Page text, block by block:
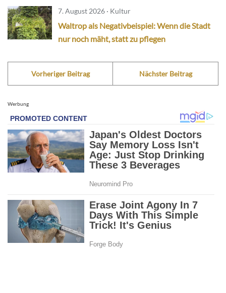
7. August 2026 · Kultur
Waltrop als Negativbeispiel: Wenn die Stadt
nur noch mäht, statt zu pflegen
Vorheriger Beitrag Nächster Beitrag
Werbung